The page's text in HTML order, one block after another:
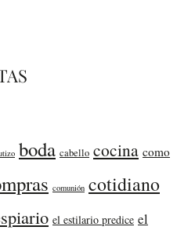
boda cabello cocina como
comunión cotidiano
el estilario predice el